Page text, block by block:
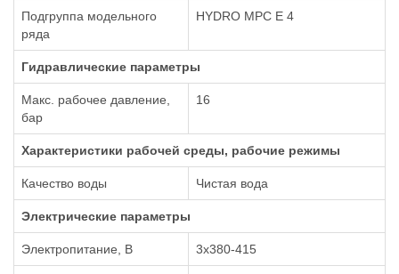
Подгруппа модельного
ряда
HYDRO MPC E 4
Гидравлические параметры
Макс. рабочее давление,
бар
16
Xарактеристики рабочей среды, рабочие режимы
Качество воды Чистая вода
Электрические параметры
Электропитание, В 3x380-415